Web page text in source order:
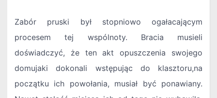
Zabór pruski był stopniowo ogałacającym
procesem tej wspólnoty. Bracia musieli
doświadczyć, że ten akt opuszczenia swojego
domujaki dokonali wstępując do klasztoru,na
początku ich powołania, musiał być ponawiany.